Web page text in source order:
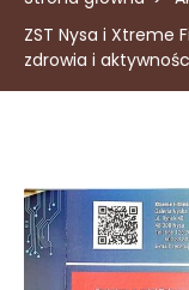
ZST Nysa i Xtreme
zdrowia i